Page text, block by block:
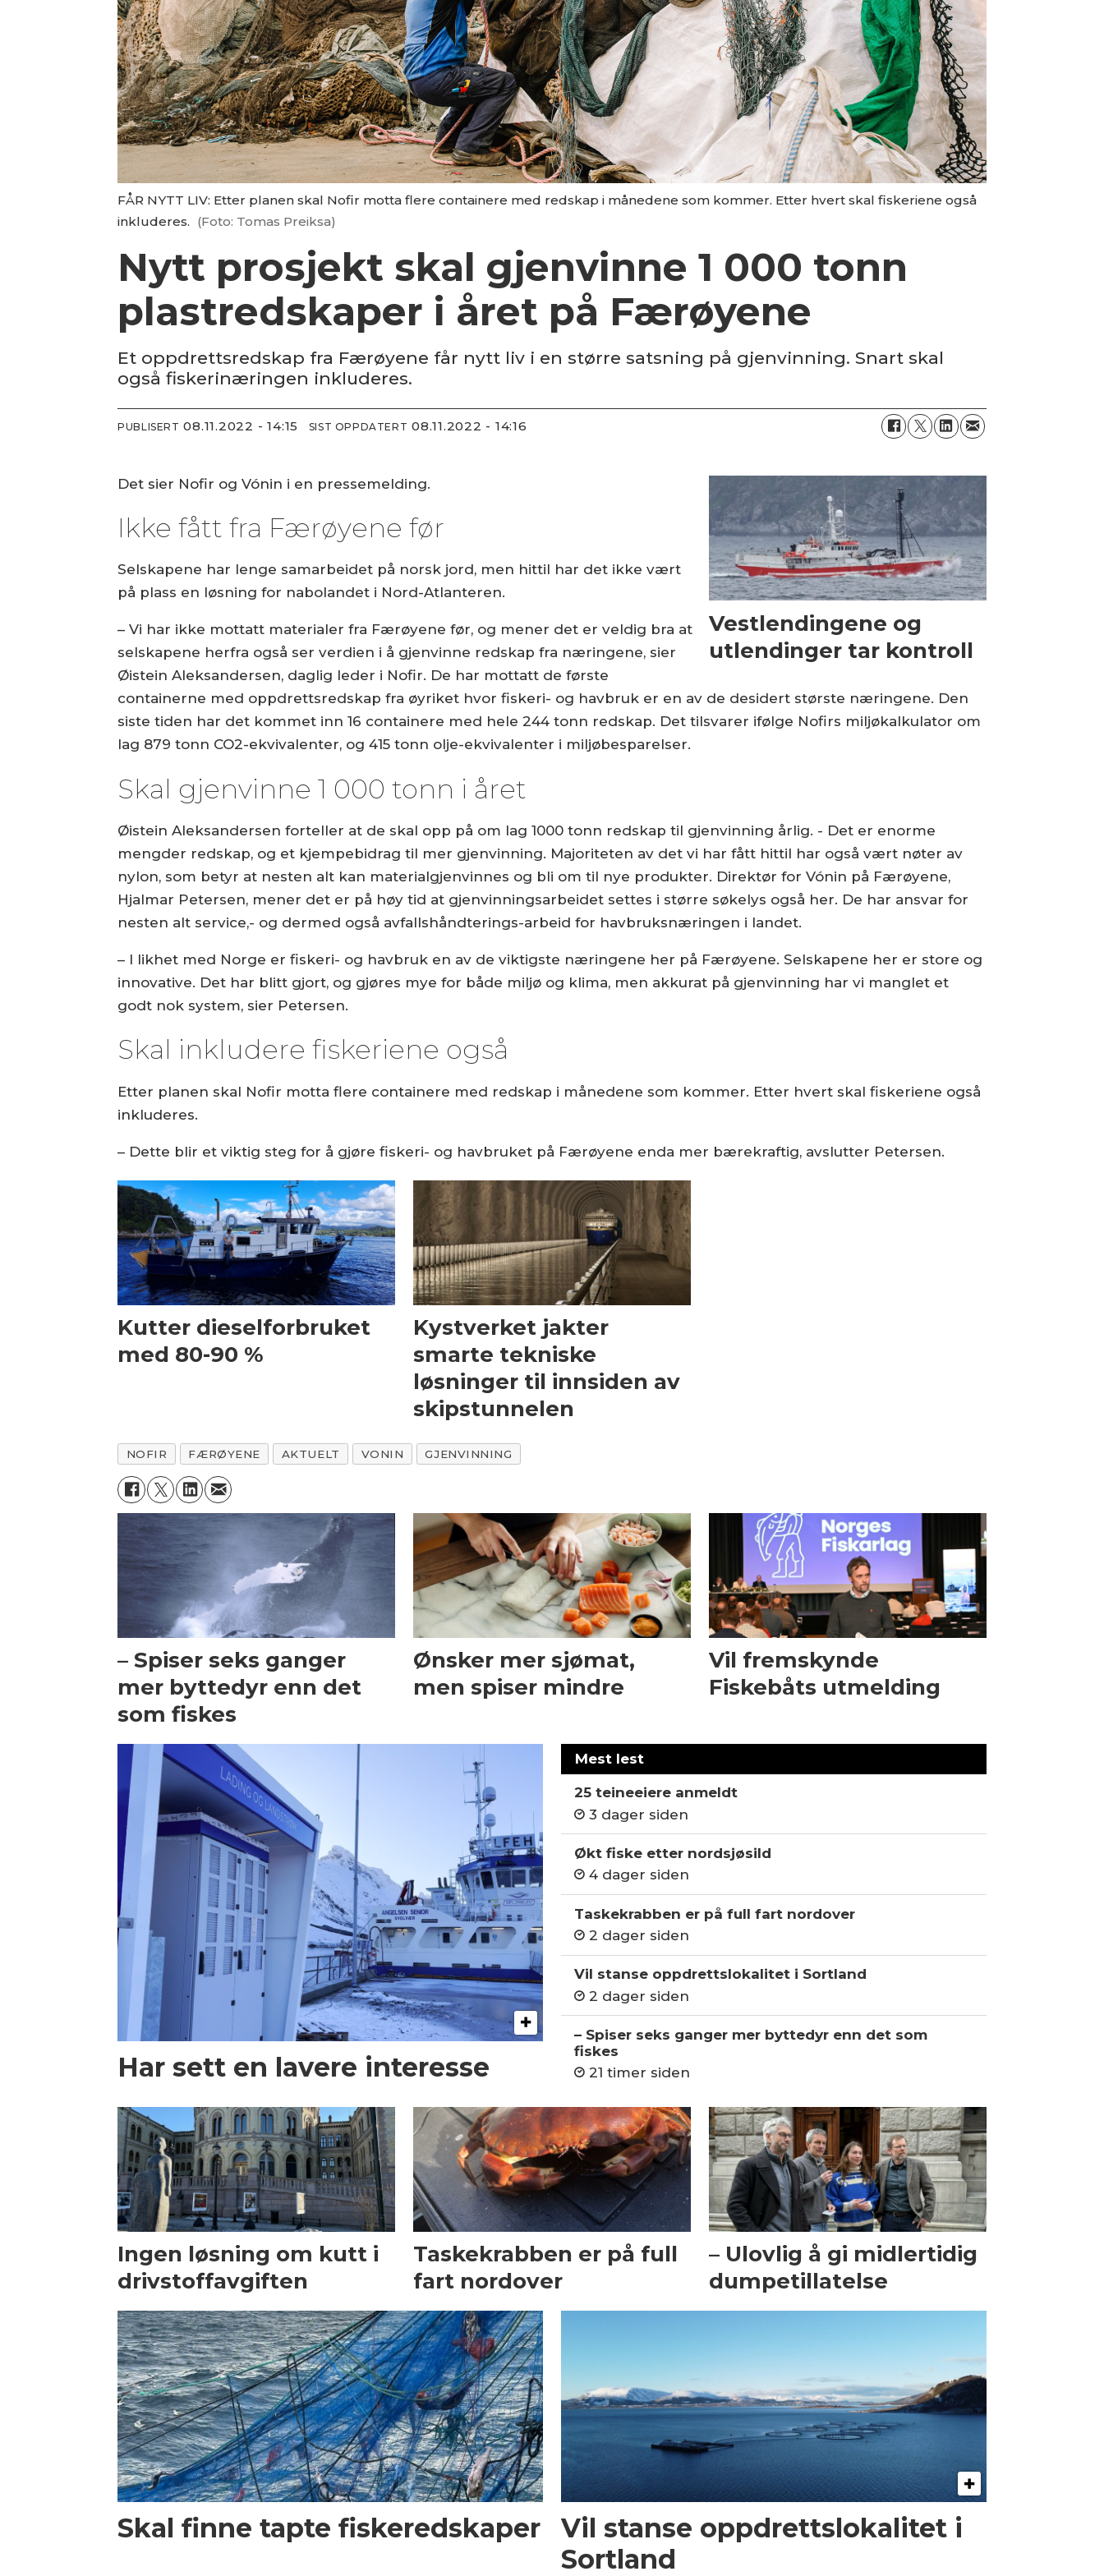
FÅR NYTT LIV: Etter planen skal Nofir motta flere containere med redskap i månedene som kommer. Etter hvert skal fiskeriene også
inkluderes. (Foto: Tomas Preiksa)
Nytt prosjekt skal gjenvinne 1 000 tonn
plastredskaper i året på Færøyene
Et oppdrettsredskap fra Færøyene får nytt liv i en større satsning på gjenvinning. Snart skal
også fiskerinæringen inkluderes.
PUBLISERT 08.11.2022 - 14:15 SIST OPPDATERT 08.11.2022 - 14:16
Vestlendingene og
utlendinger tar kontroll
Det sier Nofir og Vónin i en pressemelding.
Ikke fått fra Færøyene før
Selskapene har lenge samarbeidet på norsk jord, men hittil har det ikke vært
på plass en løsning for nabolandet i Nord-Atlanteren.
– Vi har ikke mottatt materialer fra Færøyene før, og mener det er veldig bra at
selskapene herfra også ser verdien i å gjenvinne redskap fra næringene, sier
Øistein Aleksandersen, daglig leder i Nofir. De har mottatt de første
containerne med oppdrettsredskap fra øyriket hvor fiskeri- og havbruk er en av de desidert største næringene. Den
siste tiden har det kommet inn 16 containere med hele 244 tonn redskap. Det tilsvarer ifølge Nofirs miljøkalkulator om
lag 879 tonn CO2-ekvivalenter, og 415 tonn olje-ekvivalenter i miljøbesparelser.
Skal gjenvinne 1 000 tonn i året
Øistein Aleksandersen forteller at de skal opp på om lag 1000 tonn redskap til gjenvinning årlig. - Det er enorme
mengder redskap, og et kjempebidrag til mer gjenvinning. Majoriteten av det vi har fått hittil har også vært nøter av
nylon, som betyr at nesten alt kan materialgjenvinnes og bli om til nye produkter. Direktør for Vónin på Færøyene,
Hjalmar Petersen, mener det er på høy tid at gjenvinningsarbeidet settes i større søkelys også her. De har ansvar for
nesten alt service,- og dermed også avfallshåndterings-arbeid for havbruksnæringen i landet.
– I likhet med Norge er fiskeri- og havbruk en av de viktigste næringene her på Færøyene. Selskapene her er store og
innovative. Det har blitt gjort, og gjøres mye for både miljø og klima, men akkurat på gjenvinning har vi manglet et
godt nok system, sier Petersen.
Skal inkludere fiskeriene også
Etter planen skal Nofir motta flere containere med redskap i månedene som kommer. Etter hvert skal fiskeriene også
inkluderes.
– Dette blir et viktig steg for å gjøre fiskeri- og havbruket på Færøyene enda mer bærekraftig, avslutter Petersen.
Kutter dieselforbruket
med 80-90 %
Kystverket jakter
smarte tekniske
løsninger til innsiden av
skipstunnelen
NOFIR FÆRØYENE AKTUELT VONIN GJENVINNING
– Spiser seks ganger
mer byttedyr enn det
som fiskes
Ønsker mer sjømat,
men spiser mindre
Vil fremskynde
Fiskebåts utmelding
Har sett en lavere interesse
Mest lest
25 teineeiere anmeldt
3 dager siden
Økt fiske etter nordsjøsild
4 dager siden
Taskekrabben er på full fart nordover
2 dager siden
Vil stanse oppdrettslokalitet i Sortland
2 dager siden
– Spiser seks ganger mer byttedyr enn det som
fiskes
21 timer siden
Ingen løsning om kutt i
drivstoffavgiften
Taskekrabben er på full
fart nordover
– Ulovlig å gi midlertidig
dumpetillatelse
Skal finne tapte fiskeredskaper
Vil stanse oppdrettslokalitet i
Sortland